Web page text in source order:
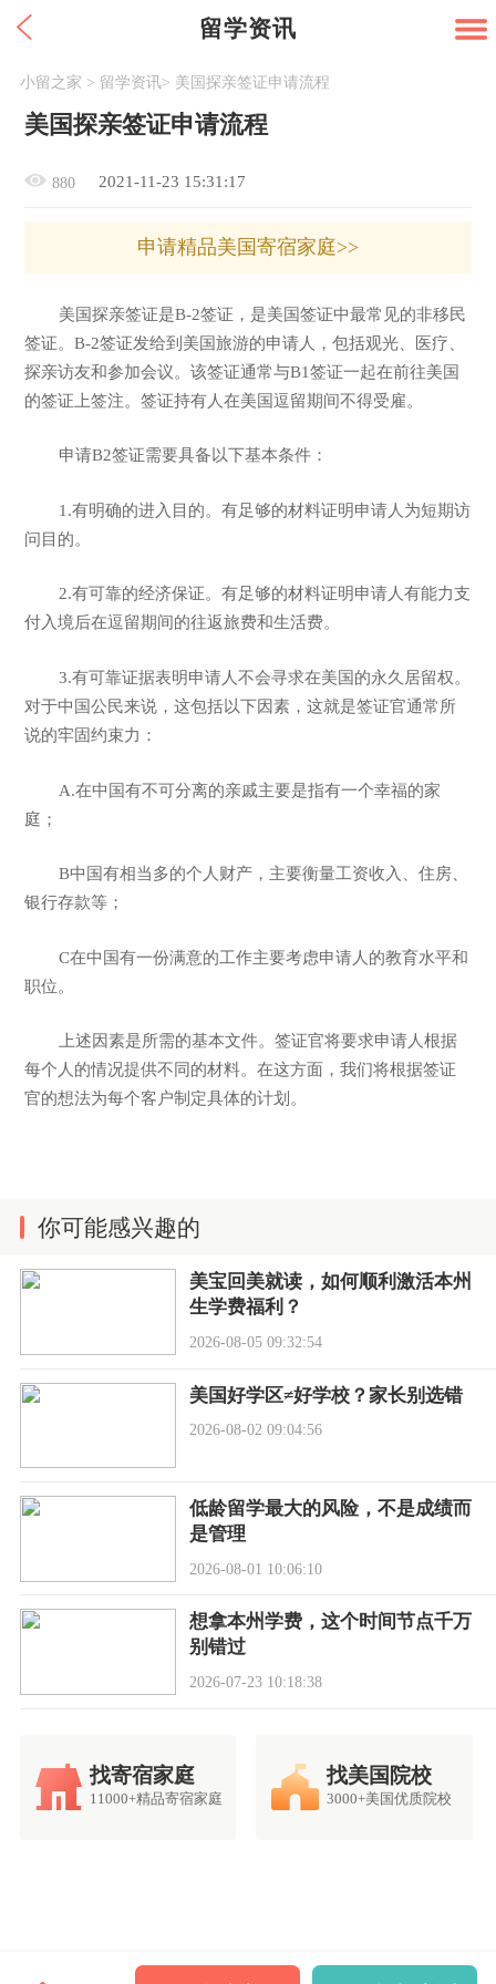
留学资讯
小留之家 > 留学资讯> 美国探亲签证申请流程
美国探亲签证申请流程
880 2021-11-23 15:31:17
申请精品美国寄宿家庭>>
美国探亲签证是B-2签证，是美国签证中最常见的非移民
签证。B-2签证发给到美国旅游的申请人，包括观光、医疗、
探亲访友和参加会议。该签证通常与B1签证一起在前往美国
的签证上签注。签证持有人在美国逗留期间不得受雇。
申请B2签证需要具备以下基本条件：
1.有明确的进入目的。有足够的材料证明申请人为短期访
问目的。
2.有可靠的经济保证。有足够的材料证明申请人有能力支
付入境后在逗留期间的往返旅费和生活费。
3.有可靠证据表明申请人不会寻求在美国的永久居留权。
对于中国公民来说，这包括以下因素，这就是签证官通常所
说的牢固约束力：
A.在中国有不可分离的亲戚主要是指有一个幸福的家
庭；
B中国有相当多的个人财产，主要衡量工资收入、住房、
银行存款等；
C在中国有一份满意的工作主要考虑申请人的教育水平和
职位。
上述因素是所需的基本文件。签证官将要求申请人根据
每个人的情况提供不同的材料。在这方面，我们将根据签证
官的想法为每个客户制定具体的计划。
你可能感兴趣的
美宝回美就读，如何顺利激活本州
生学费福利？
2026-08-05 09:32:54
美国好学区≠好学校？家长别选错
2026-08-02 09:04:56
低龄留学最大的风险，不是成绩而
是管理
2026-08-01 10:06:10
想拿本州学费，这个时间节点千万
别错过
2026-07-23 10:18:38
找寄宿家庭
11000+精品寄宿家庭
找美国院校
3000+美国优质院校